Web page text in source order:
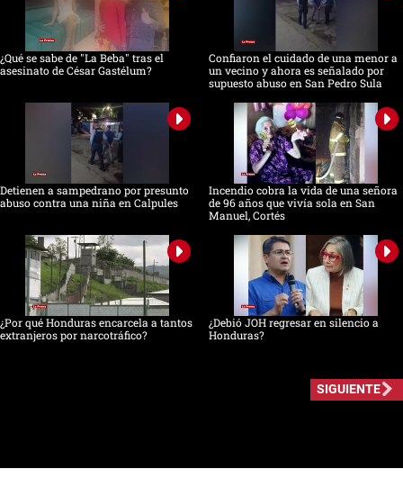
¿Qué se sabe de "La Beba" tras el
asesinato de César Gastélum?
Confiaron el cuidado de una menor a
un vecino y ahora es señalado por
supuesto abuso en San Pedro Sula
Detienen a sampedrano por presunto
abuso contra una niña en Calpules
Incendio cobra la vida de una señora
de 96 años que vivía sola en San
Manuel, Cortés
¿Por qué Honduras encarcela a tantos
extranjeros por narcotráfico?
¿Debió JOH regresar en silencio a
Honduras?
SIGUIENTE